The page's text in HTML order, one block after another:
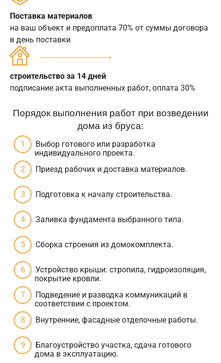
Поставка материалов
на ваш объект и предоплата 70% от суммы договора
в день поставки
строительство за 14 дней
подписание акта выполненных работ, оплата 30%
Порядок выполнения работ при возведении
дома из бруса:
Выбор готового или разработка
индивидуального проекта.
Приезд рабочих и доставка материалов.
Подготовка к началу строительства.
Заливка фундамента выбранного типа.
Сборка строения из домокомплекта.
Устройство крыши: стропила, гидроизоляция,
покрытие кровли.
Подведение и разводка коммуникаций в
соответствии с проектом.
Внутренние, фасадные отделочные работы.
Благоустройство участка, сдача готового
дома в эксплуатацию.